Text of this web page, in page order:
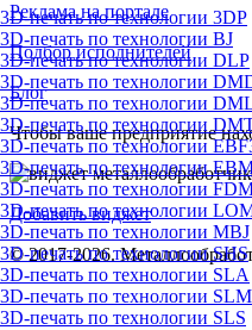
3D-печать по технологии 3DP
3D-печать по технологии BJ
3D-печать по технологии DLP
3D-печать по технологии
3D-печать по технологии
3D-печать по технологии
3D-печать по технологии
3D-печать по технологии
3D-печать по технологии
3D-печать по технологии
3D-печать по технологии MBJ
3D-печать по технологии SHS
3D-печать по технологии SLA
3D-печать по технологии SLM
3D-печать по технологии SLS
Реклама на портале
Подбор исполнителей
Блог
Чтобы ваше предприятие
Добавить виджет
© 2017-2026.